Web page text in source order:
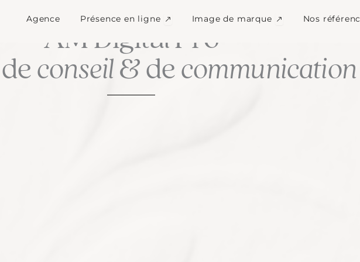
Agence Présence en ligne Ouvrir Présence en ligne
Image de marque Ouvrir Image de
Nos
LA CULTURE DU SUR MESURE
AM Digital Pro
conseil & de communication